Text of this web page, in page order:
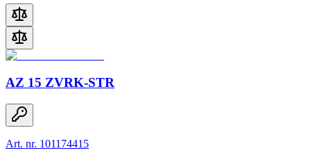
AZ 15 ZVRK-STR
Art. nr. 101174415